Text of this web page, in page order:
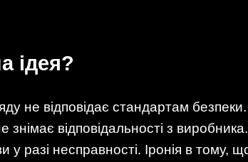
ідея?
не відповідає стандартам безпеки.
відповідальності з
разі несправності. Іронія в тому,